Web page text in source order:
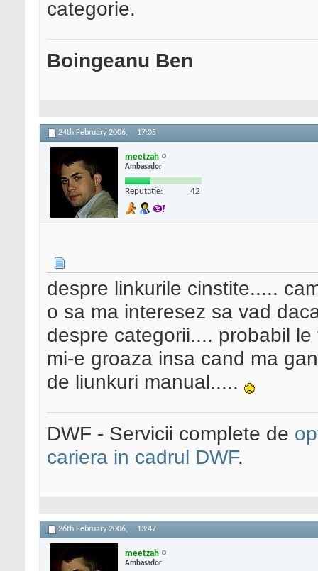
categorie.
Boingeanu Ben
24th February 2006, 17:05
meetzah
Ambasador
Reputatie: 42
despre linkurile cinstite.....
o sa ma interesez sa vad
despre categorii.... probabil
mi-e groaza insa cand ma
de liunkuri manual.....
DWF - Servicii complete de
cariera in cadrul DWF.
26th February 2006, 13:47
meetzah
Ambasador